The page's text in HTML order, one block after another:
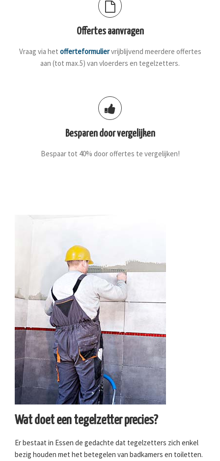
Offertes aanvragen
Vraag via het offerteformuliervrijblijvend meerdere offertes
aan (tot max.5) van vloerders en tegelzetters.
Besparen door vergelijken
Bespaar tot 40% door offertes te vergelijken!
Wat doet een tegelzetter precies?
Er bestaat in Essen de gedachte dat tegelzetters zich enkel
bezig houden met het betegelen van badkamers en toiletten.